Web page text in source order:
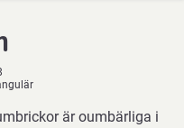
är oumbärliga i